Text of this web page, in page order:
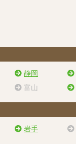
静岡
富山
岩手